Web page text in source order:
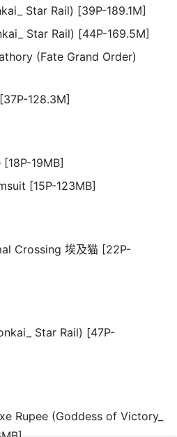
Star Rail) [39P-189.1M]
Star Rail) [44P-169.5M]
(Fate Grand Order)
128.3M]
19MB]
[15P-123MB]
Crossing 埃及猫 [22P-
Star Rail) [47P-
Rupee (Goddess of Victory_